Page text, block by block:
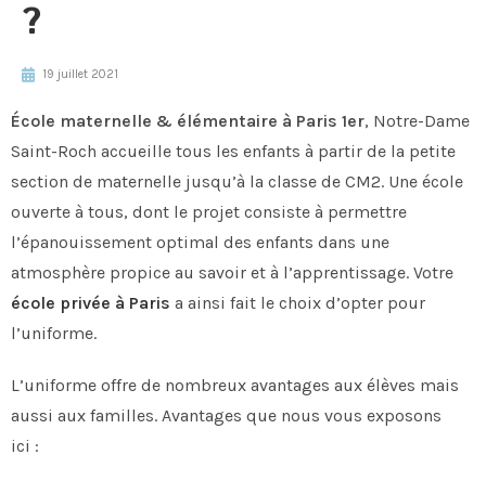
?
19 juillet 2021
École maternelle & élémentaire à Paris 1er, Notre-Dame
Saint-Roch accueille tous les enfants à partir de la petite
section de maternelle jusqu’à la classe de CM2. Une école
ouverte à tous, dont le projet consiste à permettre
l’épanouissement optimal des enfants dans une
atmosphère propice au savoir et à l’apprentissage. Votre
école privée à Paris a ainsi fait le choix d’opter pour
l’uniforme.
L’uniforme offre de nombreux avantages aux élèves mais
aussi aux familles. Avantages que nous vous exposons
ici :